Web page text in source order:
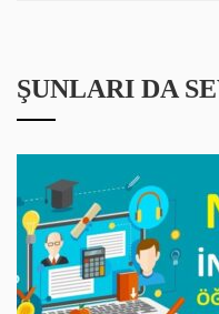
ŞUNLARI DA